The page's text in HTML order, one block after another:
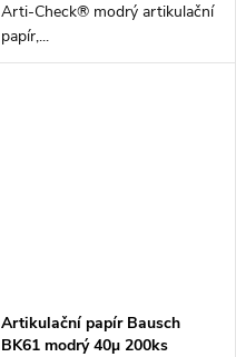
Arti-Check® modrý artikulační
papír,...
Artikulační papír Bausch
BK61 modrý 40µ 200ks